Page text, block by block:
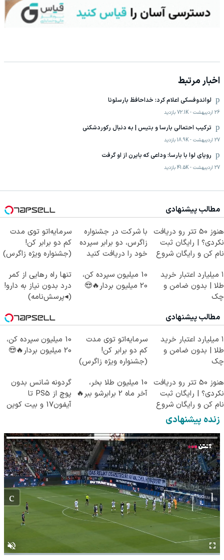
اخبار مرتبط
لواندوفسکی اعلام کرد: خداحافظ بارسلونا
26 اردیبهشت -
72.1K بازدید
ترکیب احتمالی بارسا و بتیس | به دنبال رکوردشکنی
27 اردیبهشت -
18.9K بازدید
رویای لوا با بارسا: وداعی که بایرن از او گرفت
27 اردیبهشت -
41.5K بازدید
مطالب پیشنهادی
هنوز 50 تتر رو دریافت
نکردی؟ | رایگان ثبت
نام کن و رایگان شروع
با شرکت در جشنواره
زاگرس، دو برابر سپرده
خود را دریافت کنید
سرمایه‌اتو توی مدت
کم دو برابر کن!
(جشنواره ویژه زاگرس)
۱ میلیارد اعتبار خرید
طلا | بدون ضامن و
چک
10 میلیون سپرده کن،
20 میلیون بردار🔥😍
تنها راه رهایی از کمر
درد بدون نیاز به دارو!
(◂پرسش‌نامه)
مطالب پیشنهادی
۱ میلیارد اعتبار خرید
طلا | بدون ضامن و
چک
سرمایه‌اتو توی مدت
کم دو برابر کن!
(جشنواره ویژه زاگرس)
10 میلیون سپرده کن،
20 میلیون بردار🔥😍
هنوز 50 تتر رو دریافت
نکردی؟ | رایگان ثبت
نام کن و رایگان شروع
کن!
10 میلیون طلا بخر،
آخر ماه 2 برابرشو ببر🔥
گردونه شانس بدون
پوچ از PS5 تا
آیفون17 و بیت کوین
زنده پیشنهادی